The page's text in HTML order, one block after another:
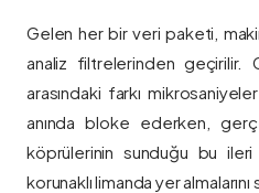
Gelen her bir veri paketi,
analiz filtrelerinden geçirilir.
arasındaki farkı
anında bloke ederken,
köprülerinin sunduğu bu ileri
korunaklı limanda yer almalarını